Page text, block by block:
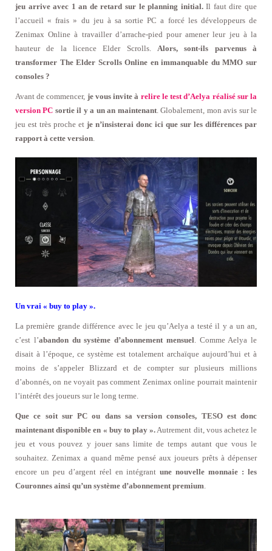
jeu arrive avec 1 an de retard sur le planning initial.Il faut dire que
l’accueil « frais » du jeu à sa sortie PC a forcé les développeurs de
Zenimax Online à travailler d’arrache-pied pour amener leur jeu à la
hauteur de la licence Elder Scrolls. Alors, sont-ils parvenus à
transformer The Elder Scrolls Online en immanquable du MMO sur
consoles ?
Avant de commencer, je vous invite à relire le test d’Aelya réalisé sur la
version PC sortie il y a un an maintenant. Globalement, mon avis sur le
jeu est très proche et je n’insisterai donc ici que sur les différences par
rapport à cette version
Un vrai « buy to play ».
La première grande différence avec le jeu qu’Aelya a testé il y a un an,
c’est l’abandon du système d’abonnement mensuel . Comme Aelya le
disait à l’époque, ce système est totalement archaïque aujourd’hui et à
moins de s’appeler Blizzard et de compter sur plusieurs millions
d’abonnés, on ne voyait pas comment Zenimax online pourrait maintenir
l’intérêt des joueurs sur le long terme.
Que ce soit sur PC ou dans sa version consoles, TESO est donc
maintenant disponible en « buy to play ». Autrement dit, vous achetez le
jeu et vous pouvez y jouer sans limite de temps autant que vous le
souhaitez. Zenimax a quand même pensé aux joueurs prêts à dépenser
encore un peu d’argent réel en intégrantune nouvelle monnaie : les
Couronnes ainsi qu’un système d’abonnement premium